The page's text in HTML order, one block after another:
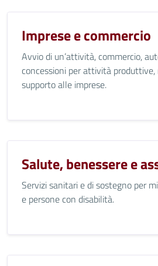
Imprese e commercio
Avvio di un’attività, commercio,
concessioni per attività
supporto alle imprese.
Salute, benessere e
Servizi sanitari e di sostegno per
e persone con disabilità.